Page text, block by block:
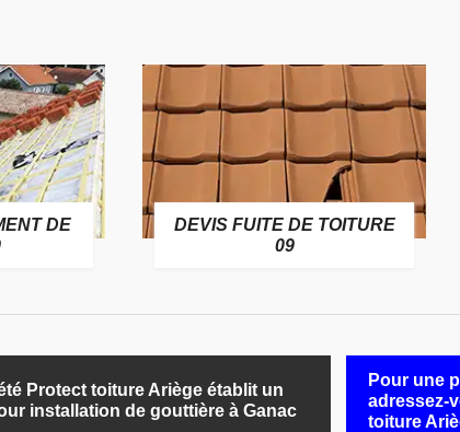
DE
DEVIS FUITE DE TOITURE
09
Protect toiture Ariège établit un
installation de gouttière à Ganac
Pour une
adressez-
toiture